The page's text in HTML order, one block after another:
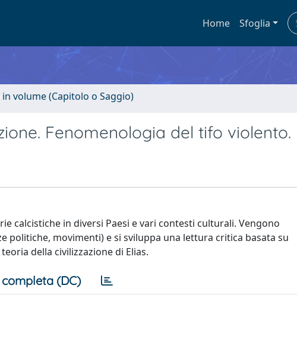
Home Sfoglia
volume (Capitolo o Saggio)
Fenomenologia del tifo violento.
calcistiche in diversi Paesi e vari contesti culturali. Vengono
movimenti) e si sviluppa una lettura critica basata su
della civilizzazione di Elias.
(DC)